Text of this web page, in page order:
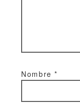
Nombre*